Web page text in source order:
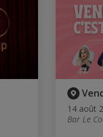
14 août
Bar Le